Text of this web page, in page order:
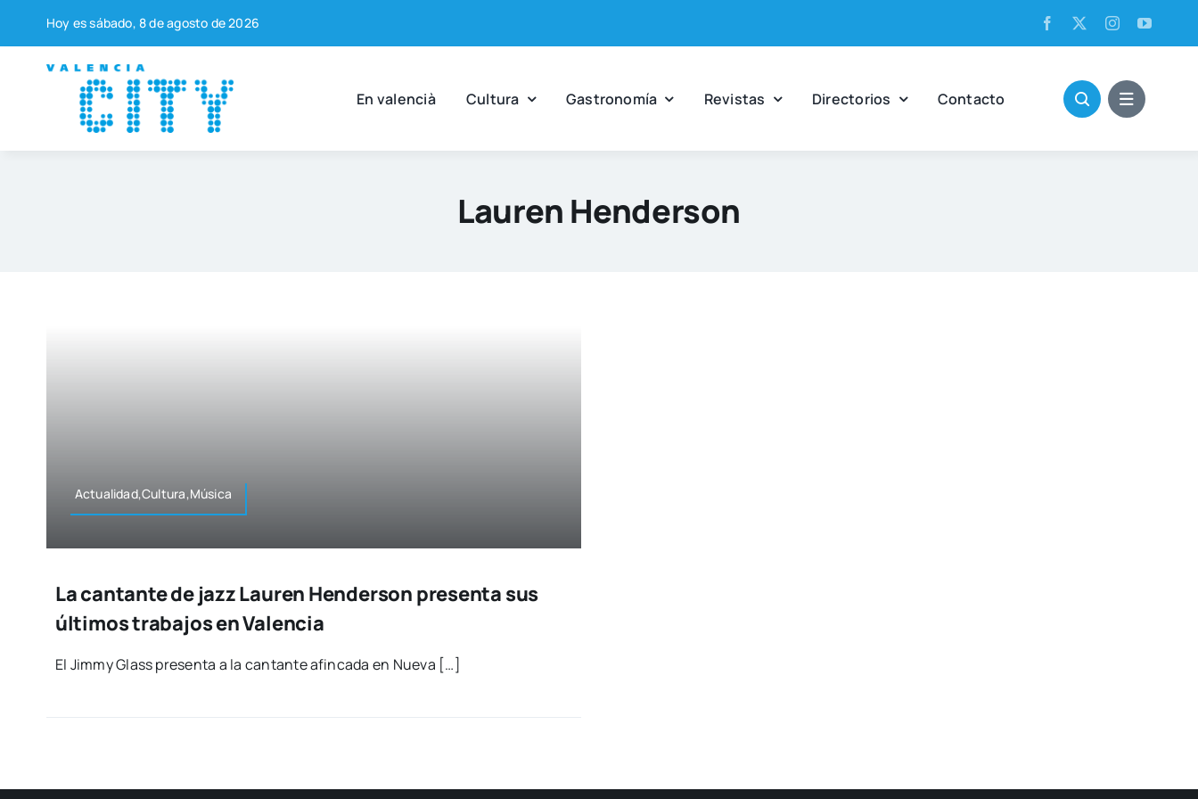
contenido
Hoy es sába­do, 8 de agos­to de 2026
En valen­cià Cul­tu­ra Gas­tro­no­mía Revis­tas Direc­to­rios Con­tac­to
Lauren Henderson
Actualidad,Cultura,Música
La cantante de jazz Lauren Henderson presenta sus
últimos trabajos en Valencia
El Jimmy Glass pre­sen­ta a la can­tan­te afin­ca­da en Nue­va […]